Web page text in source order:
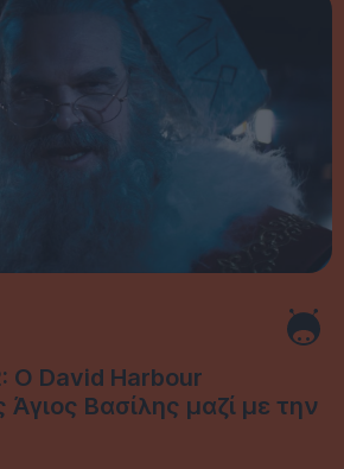
Ο David Harbour
Άγιος Βασίλης μαζί με την